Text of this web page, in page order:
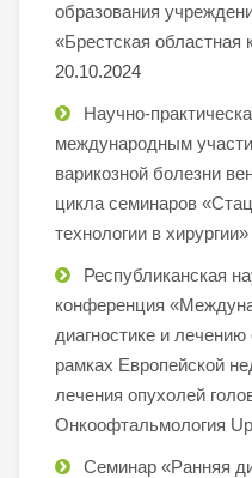
образования
«Брестская областная
20.10.2024
Научно-
международным
варикозной болезни
цикла семинаров
технологии в хирургии»
Республиканская
конференция
диагностике и
рамках Европейской
лечения опухолей
Онкоофтальмология
Семинар «Ранняя